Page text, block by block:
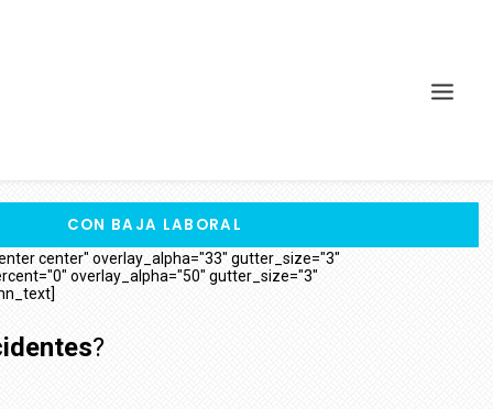
CON BAJA LABORAL
center" overlay_alpha="33" gutter_size="3"
overlay_alpha="50" gutter_size="3"
?